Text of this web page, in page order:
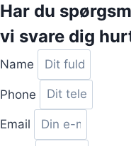
Har du
vi svare dig
Name
Phone
Email